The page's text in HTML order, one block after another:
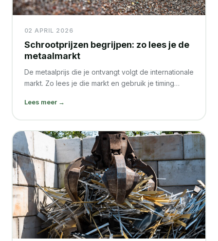
02 APRIL 2026
Schrootprijzen begrijpen: zo lees je de
metaalmarkt
De metaalprijs die je ontvangt volgt de internationale
markt. Zo lees je die markt en gebruik je timing…
Lees meer →